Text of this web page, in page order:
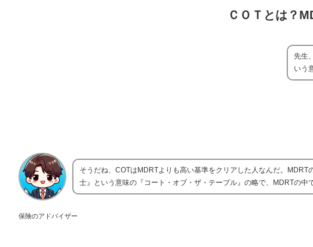
ＣＯＴとは？
先生
いう
保険のアドバイザー
そうだね、COTはMDRTよりも高い基準をクリアした人なんだ。
士』という意味の『コート・オブ・ザ・テーブル』の略で、MDRTの中